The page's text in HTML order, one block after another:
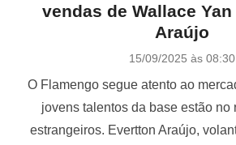
vendas de Wallace
Araújo
P
s
e
d
15/09/2025 às 08:30
O Flamengo segue atento ao
jovens talentos da base estão no
estrangeiros. Evertton Araújo,